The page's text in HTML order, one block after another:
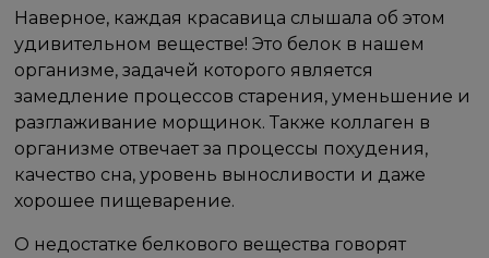
Наверное, каждая красавица слышала об этом
удивительном веществе! Это белок в нашем
организме, задачей которого является
замедление процессов старения, уменьшение и
разглаживание морщинок. Также коллаген в
организме отвечает за процессы похудения,
качество сна, уровень выносливости и даже
хорошее пищеварение.
О недостатке белкового вещества говорят